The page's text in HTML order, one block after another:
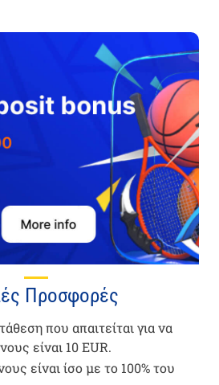
Προσφορές
που απαιτείται για να
είναι 10 EUR.
είναι ίσο με το 100% του